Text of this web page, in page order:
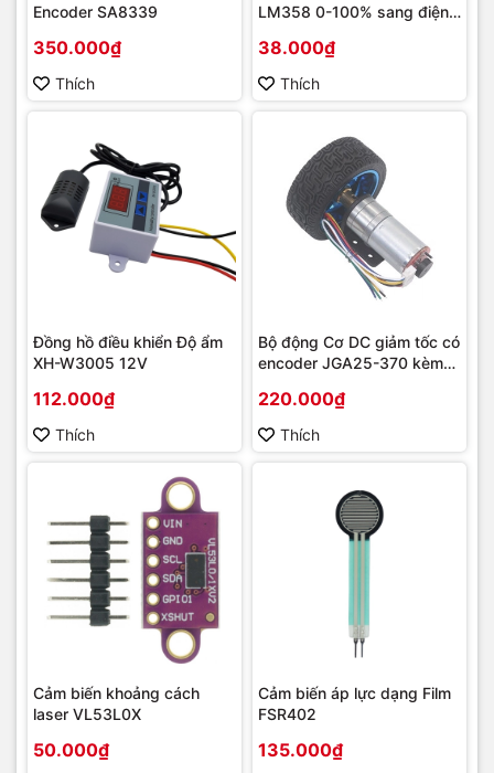
Encoder SA8339
350.000₫
Thích
LM358 0-100% sang điện
38.000₫
Thích
Đồng hồ điều khiển Độ ẩm
XH-W3005 12V
112.000₫
Thích
Bộ động Cơ DC giảm tốc có
encoder JGA25-370 kèm
220.000₫
Thích
Cảm biến khoảng cách
laser VL53L0X
50.000₫
Cảm biến áp lực dạng Film
FSR402
135.000₫